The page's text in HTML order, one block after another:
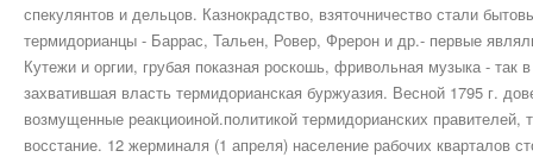
спекулянтов и дельцов. Казнокрадство, взяточничество стали
термидорианцы - Баррас, Тальен, Ровер, Фрерон и др.- первые
Кутежи и оргии, грубая показная роскошь, фривольная музыка - так
захватившая власть термидорианская буржуазия. Весной 1795 г.
возмущенные реакциоиной.политикой термидорианских
восстание. 12 жерминаля (1 апреля) население рабочих кварталов